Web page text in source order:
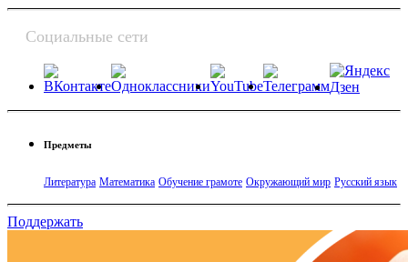
Социальные сети
Предметы
Литература Математика Обучение грамоте Окружающий мир Русский язык
Поддержать